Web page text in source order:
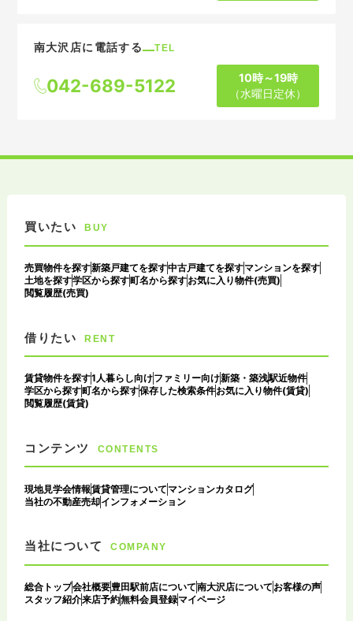
南大沢店に電話する TEL
042-689-5122
10時～19時
（水曜日定休）
買いたい BUY
売買物件を探す新築戸建てを探す中古戸建てを探すマンションを探す
土地を探す学区から探す町名から探すお気に入り物件(売買)
閲覧履歴(売買)
借りたい RENT
賃貸物件を探す1人暮らし向けファミリー向け新築・築浅駅近物件
学区から探す町名から探す保存した検索条件お気に入り物件(賃貸)
閲覧履歴(賃貸)
コンテンツ CONTENTS
現地見学会情報賃貸管理について マンションカタログ
当社の不動産売却インフォメーション
当社について COMPANY
総合トップ会社概要豊田駅前店について南大沢店について お客様の声
スタッフ紹介来店予約無料会員登録マイページ